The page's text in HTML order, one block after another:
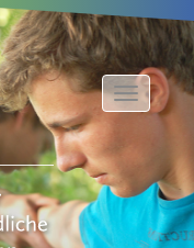
Toggle